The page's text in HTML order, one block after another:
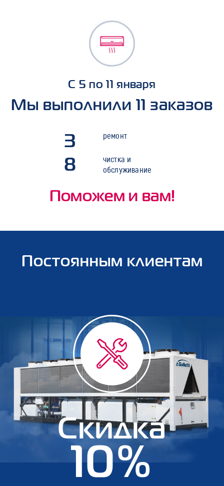
С 5 по 11 января
Мы выполнили 11 заказов
3 ремонт
8
чистка и
обслуживание
Поможем и вам!
Постоянным клиентам
Скидка
10%